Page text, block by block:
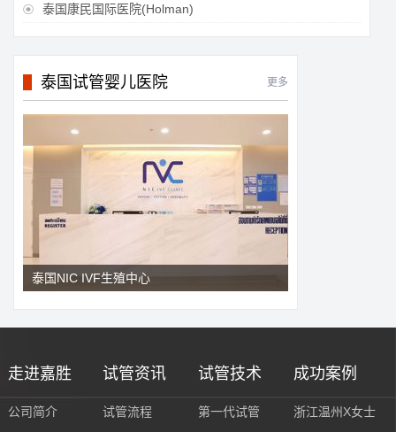
 泰国康民国际医院(Holman)
泰国试管婴儿医院 更多
泰国NIC IVF生殖中心
走进嘉胜
公司简介
试管资讯
试管流程
试管技术
第一代试管
成功案例
浙江温州X女士